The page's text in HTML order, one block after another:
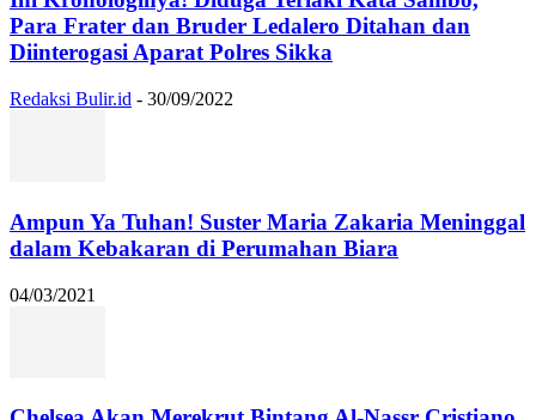
Para Frater dan Bruder Ledalero Ditahan dan
Diinterogasi Aparat Polres Sikka
Redaksi Bulir.id - 30/09/2022
Ampun Ya Tuhan! Suster Maria Zakaria Meninggal
dalam Kebakaran di Perumahan Biara
04/03/2021